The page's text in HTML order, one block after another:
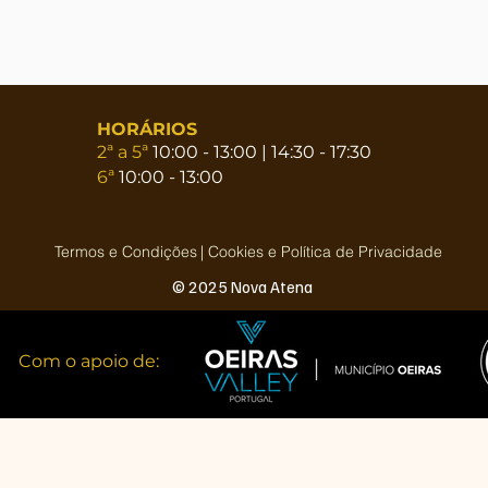
HORÁRIOS
2ª a 5ª 10:00 - 13:00 | 14:30 - 17:30
6ª 10:00 - 13:00
Termos e Condições | Cookies e Política de Privacidade
© 2025 Nova Atena
Com o apoio de: